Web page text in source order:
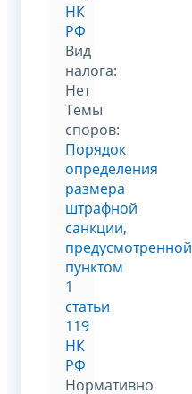
НК
РФ
Вид
налога:
Нет
Темы
споров:
Порядок
определения
размера
штрафной
санкции,
предусмотренной
пунктом
1
статьи
119
НК
РФ
Нормативно